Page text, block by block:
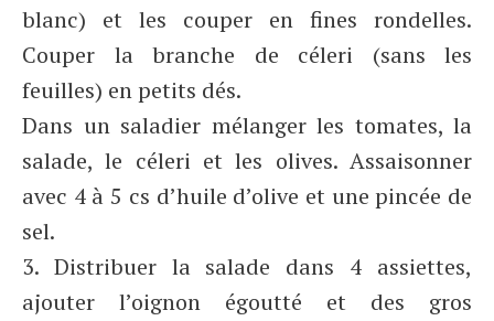
blanc) et les couper en fines rondelles.
Couper la branche de céleri (sans les
feuilles) en petits dés.
Dans un saladier mélanger les tomates, la
salade, le céleri et les olives. Assaisonner
avec 4 à 5 cs d’huile d’olive et une pincée de
sel.
3. Distribuer la salade dans 4 assiettes,
ajouter l’oignon égoutté et des gros